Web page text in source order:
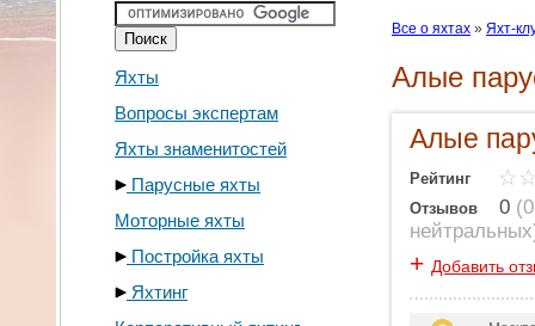
Яхты
Вопросы экспертам
Яхты знаменитостей
Парусные яхты
Моторные яхты
Постройка яхты
Яхтинг
Все о яхтах » Яхт-
Алые
Алые
Рейтинг
Отзывов
0 (
нейтральных
+ Добавить